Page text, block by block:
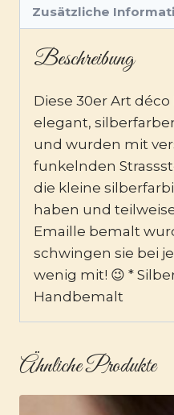
Zusätzliche
Beschreibung
Diese 30er Art
elegant,
und wurden mit
funkelnden
die kleine
haben und
Emaille bemalt
schwingen sie bei
wenig mit! 😉 *
Handbemalt
Ähnliche Produkte